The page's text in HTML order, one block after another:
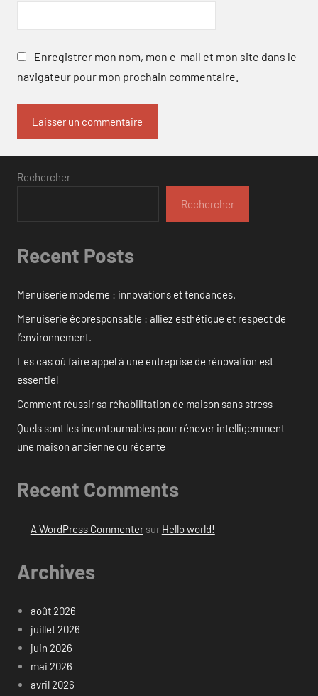
Enregistrer mon nom, mon e-mail et mon site dans le
navigateur pour mon prochain commentaire.
Rechercher
Rechercher
Recent Posts
Menuiserie moderne : innovations et tendances.
Menuiserie écoresponsable : alliez esthétique et respect de
l’environnement.
Les cas où faire appel à une entreprise de rénovation est
essentiel
Comment réussir sa réhabilitation de maison sans stress
Quels sont les incontournables pour rénover intelligemment
une maison ancienne ou récente
Recent Comments
A WordPress Commentersur Hello world!
Archives
août 2026
juillet 2026
juin 2026
mai 2026
avril 2026